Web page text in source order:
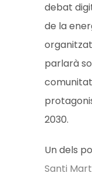
debat
de la
parlarà
2030.
Un dels
Santi